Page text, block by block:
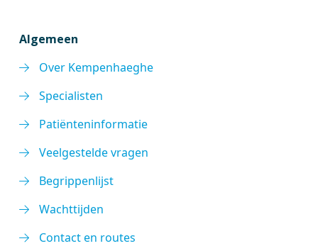
Algemeen
Over Kempenhaeghe
Specialisten
Patiënteninformatie
Veelgestelde vragen
Begrippenlijst
Wachttijden
Contact en routes